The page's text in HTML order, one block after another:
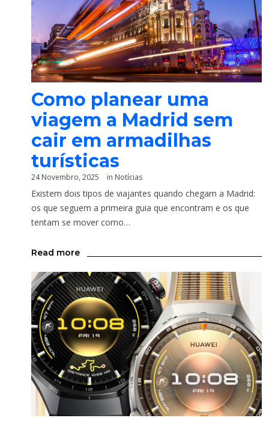
Como planear uma
viagem a Madrid sem
cair em armadilhas
turísticas
24 Novembro, 2025 in Notícias
Existem dois tipos de viajantes quando chegam a Madrid:
os que seguem a primeira guia que encontram e os que
tentam se mover como…
Read more